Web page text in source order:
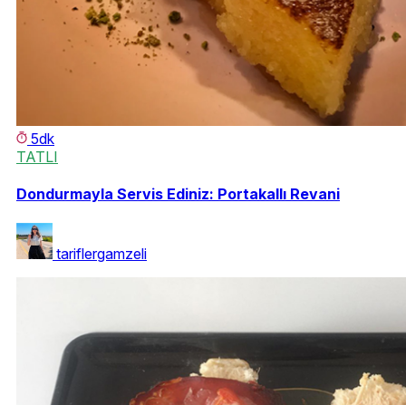
5dk
TATLI
Dondurmayla Servis Ediniz: Portakallı Revani
tariflergamzeli